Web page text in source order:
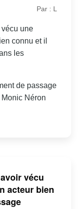
Par : L
une
connu et il
les
de passage
Néron
vécu
acteur bien